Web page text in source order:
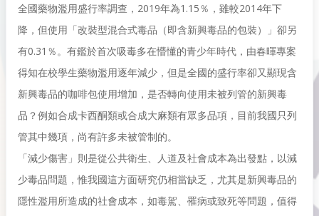
全國藥物濫用盛行率調查，2019年為1.15％，雖較2014年下
降，但使用「改裝型混合式毒品（即含新興毒品的包裝）」卻另
有0.31％。有鑑於首次吸毒多在懵懂的青少年時代，由春暉專案
得知在校學生藥物濫用逐年減少，但是全國的盛行率卻又顯現含
新興毒品的咖啡包使用增加，是否轉向使用未被列管的新興毒
品？例如合成卡西酮類或合成大麻類有眾多品項，目前我國只列
管其中幾項，尚有許多未被管制的。
「減少傷害」則是從公共衛生、人道及社會成本為出發點，以減
少毒品問題，惟我國這方面研究仍相當缺乏，尤其是新興毒品的
隱性濫用所造成的社會成本，如毒駕、罹病或致死等問題，值得